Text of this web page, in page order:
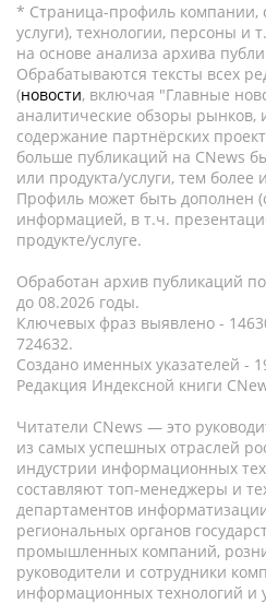
* Страница-профиль компании,
услуги), технологии, персоны и
на основе анализа архива
Обрабатываются тексты всех
(новости, включая "Главные
аналитические обзоры рынков,
содержание партнёрских
больше публикаций на CNews
или продукта/услуги, тем
Профиль может быть дополнен
информацией, в т.ч.
продукте/услуге.
Обработан архив публикаций
до 08.2026 годы.
Ключевых фраз выявлено -
724632.
Создано именных указателей -
Редакция Индексной книги
Читатели CNews — это
из самых успешных отраслей
индустрии информационных
составляют топ-менеджеры и
департаментов
региональных органов
промышленных компаний,
руководители и сотрудники
информационных технологий и